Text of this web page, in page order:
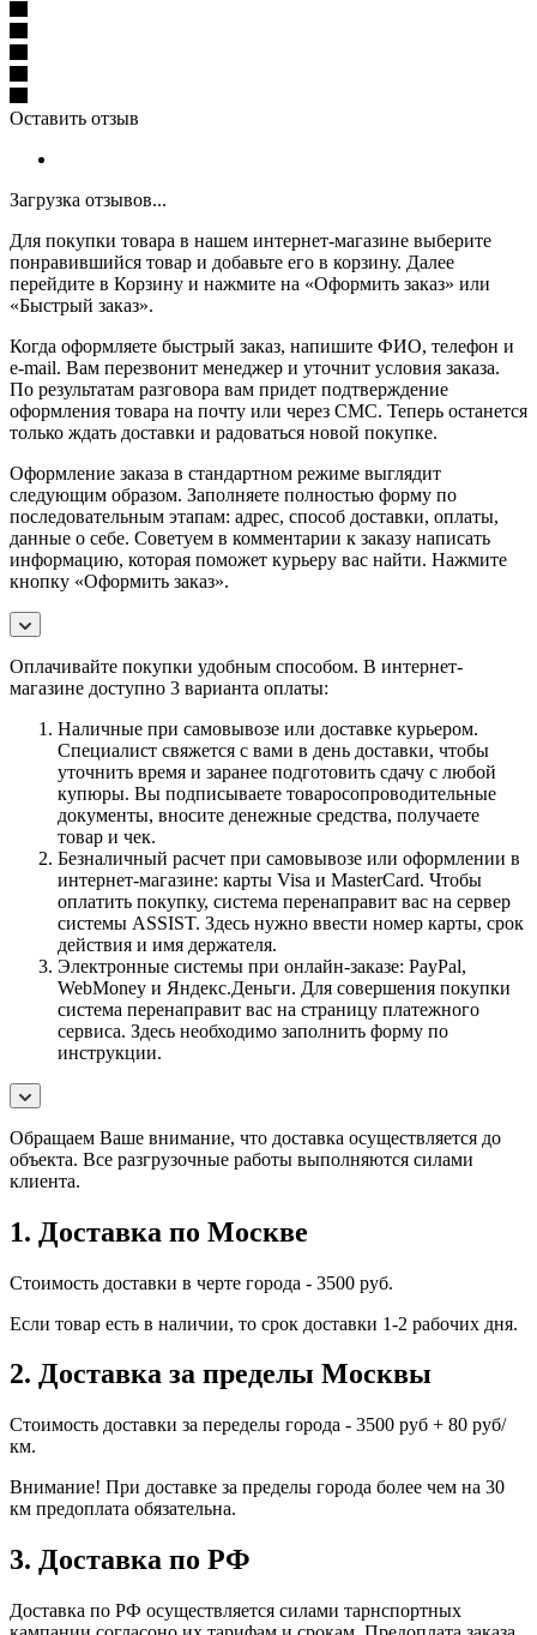
Оставить отзыв
Загрузка отзывов...
Для покупки товара в нашем интернет-магазине выберите
понравившийся товар и добавьте его в корзину. Далее
перейдите в Корзину и нажмите на «Оформить заказ» или
«Быстрый заказ».
Когда оформляете быстрый заказ, напишите ФИО, телефон и
e-mail. Вам перезвонит менеджер и уточнит условия заказа.
По результатам разговора вам придет подтверждение
оформления товара на почту или через СМС. Теперь останется
только ждать доставки и радоваться новой покупке.
Оформление заказа в стандартном режиме выглядит
следующим образом. Заполняете полностью форму по
последовательным этапам: адрес, способ доставки, оплаты,
данные о себе. Советуем в комментарии к заказу написать
информацию, которая поможет курьеру вас найти. Нажмите
кнопку «Оформить заказ».
Оплачивайте покупки удобным способом. В интернет-
магазине доступно 3 варианта оплаты:
Наличные при самовывозе или доставке курьером.
Специалист свяжется с вами в день доставки, чтобы
уточнить время и заранее подготовить сдачу с любой
купюры. Вы подписываете товаросопроводительные
документы, вносите денежные средства, получаете
товар и чек.
Безналичный расчет при самовывозе или оформлении в
интернет-магазине: карты Visa и MasterCard. Чтобы
оплатить покупку, система перенаправит вас на сервер
системы ASSIST. Здесь нужно ввести номер карты, срок
действия и имя держателя.
Электронные системы при онлайн-заказе: PayPal,
WebMoney и Яндекс.Деньги. Для совершения покупки
система перенаправит вас на страницу платежного
сервиса. Здесь необходимо заполнить форму по
инструкции.
Обращаем Ваше внимание, что доставка осуществляется до
объекта. Все разгрузочные работы выполняются силами
клиента.
1. Доставка по Москве
Стоимость доставки в черте города - 3500 руб.
Если товар есть в наличии, то срок доставки 1-2 рабочих дня.
2. Доставка за пределы Москвы
Стоимость доставки за переделы города - 3500 руб + 80 руб/
км.
Внимание! При доставке за пределы города более чем на 30
км предоплата обязательна.
3. Доставка по РФ
Доставка по РФ осуществляется силами тарнспортных